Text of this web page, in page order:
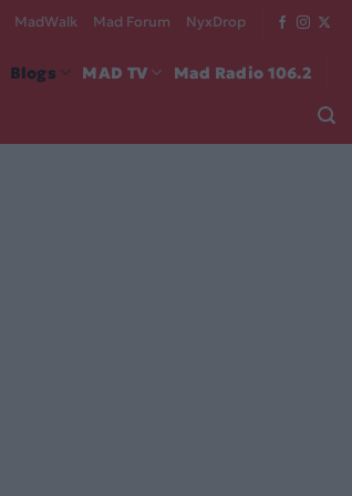
MadWalk Mad Forum NyxDrop
Blogs MAD TV Mad Radio 106.2